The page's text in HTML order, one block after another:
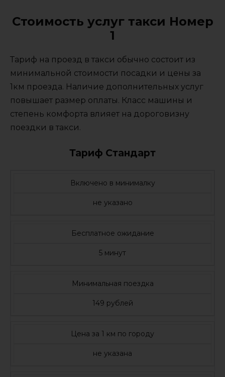
Стоимость услуг такси Номер
1
Тариф на проезд в такси обычно состоит из
минимальной стоимости посадки и цены за
1км проезда. Наличие дополнительных услуг
повышает размер оплаты. Класс машины и
степень комфорта влияет на дороговизну
поездки в такси.
Тариф Стандарт
Включено в минималку
не указано
Бесплатное ожидание
5 минут
Минимальная поездка
149 рублей
Цена за 1 км по городу
не указана